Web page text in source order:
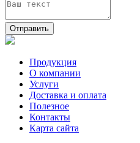
Отправить
Продукция
О компании
Услуги
Доставка и оплата
Полезное
Контакты
Карта сайта